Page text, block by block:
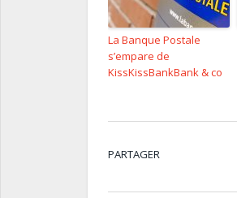
La Banque Postale
s’empare de
KissKissBankBank & co
PARTAGER